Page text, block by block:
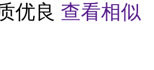
优良 查看相似